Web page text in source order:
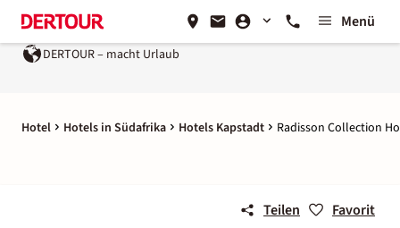
Menü
DERTOUR – macht Urlaub
Hotel Hotels in Südafrika Hotels Kapstadt Radisson Collection
Teilen Favorit